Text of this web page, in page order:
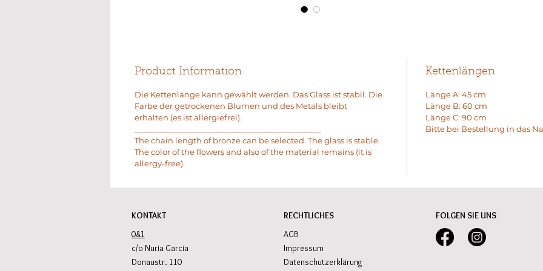
Product Information
Die Kettenlänge kann gewählt werden. Das Glass ist stabil. Die
Farbe der getrockenen Blumen und des Metals bleibt
erhalten (es ist allergiefrei).
The chain length of bronze can be selected. The glass is stable.
The color of the flowers and also of the material remains (it is
allergy-free).
Kettenlängen
Länge A: 45 cm
Länge B: 60 cm
Länge C: 90 cm
Bitte bei Bestellung in das
KONTAKT
0&1
c/o Nuria Garcia
Donaustr. 110
RECHTLICHES
AGB
Impressum
Datenschutzerklärung
FOLGEN SIE UNS